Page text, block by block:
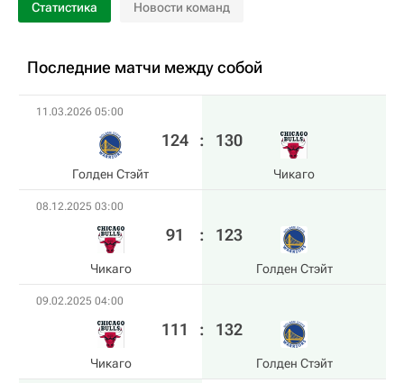
Статистика Новости команд
Последние матчи между собой
11.03.2026 05:00
Голден Стэйт
124 : 130
Чикаго
08.12.2025 03:00
Чикаго
91 : 123
Голден Стэйт
09.02.2025 04:00
Чикаго
111 : 132
Голден Стэйт